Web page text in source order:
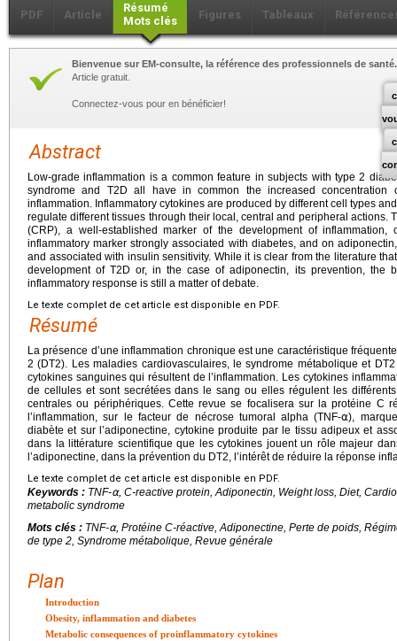
PDF Article
Résumé
Mots clés
Figures Tableaux
Bienvenue sur EM-consulte, la référence des professionnels de santé.
Article gratuit.
Connectez-vous pour en bénéficier!
Abstract
Low-grade inflammation is a common feature in subjects with type 2
syndrome and T2D all have in common the increased
inflammation. Inflammatory cytokines are produced by different cell types
regulate different tissues through their local, central and peripheral actions.
(CRP), a well-established marker of the development of inflammation,
inflammatory marker strongly associated with diabetes, and on
and associated with insulin sensitivity. While it is clear from the literature
development of T2D or, in the case of adiponectin, its prevention, the
inflammatory response is still a matter of debate.
Le texte complet de cet article est disponible en PDF.
Résumé
La présence d’une inflammation chronique est une caractéristique
2 (DT2). Les maladies cardiovasculaires, le syndrome métabolique et
cytokines sanguines qui résultent de l’inflammation. Les cytokines
de cellules et sont secrétées dans le sang ou elles régulent les
centrales ou périphériques. Cette revue se focalisera sur la protéine C
l’inflammation, sur le facteur de nécrose tumoral alpha (TNF-⍺),
diabète et sur l’adiponectine, cytokine produite par le tissu adipeux et
dans la littérature scientifique que les cytokines jouent un rôle majeur
l’adiponectine, dans la prévention du DT2, l’intérêt de réduire la réponse
Le texte complet de cet article est disponible en PDF.
Keywords : TNF-⍺, C-reactive protein, Adiponectin, Weight loss, Diet,
metabolic syndrome
Mots clés : TNF-⍺, Protéine C-réactive, Adiponectine, Perte de poids,
de type 2, Syndrome métabolique, Revue générale
Plan
Introduction
Obesity, inflammation and diabetes
Metabolic consequences of proinflammatory cytokines